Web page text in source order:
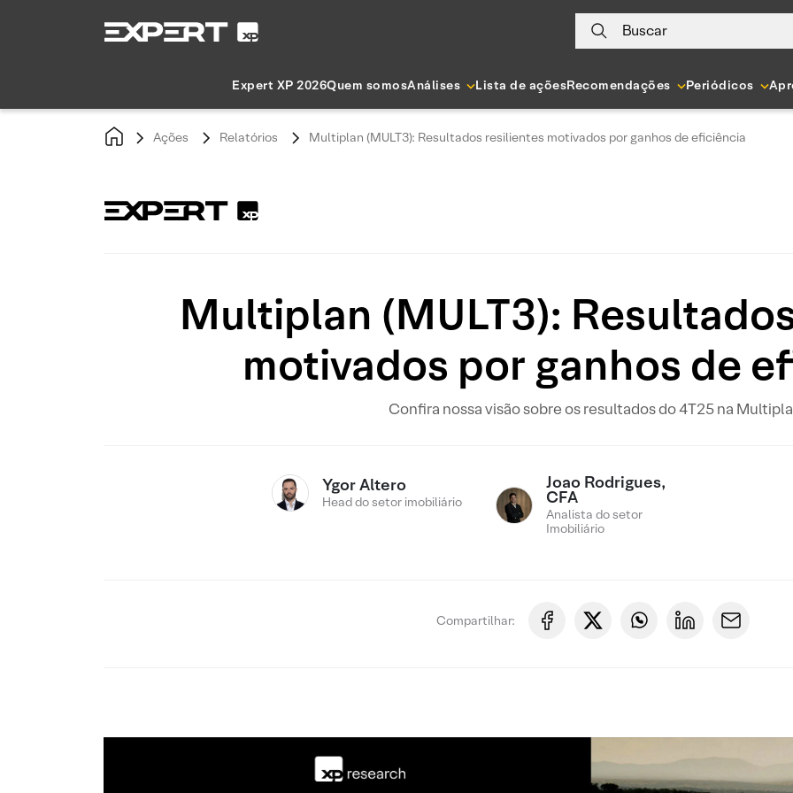
Buscar
Expert XP 2026Quem somosAnálises Lista de açõesRecomendações Periódicos
Ações Relatórios Multiplan (MULT3): Resultados resilientes motivados por ganhos de eficiência
Multiplan (MULT3):
motivados por ganhos de
Confira nossa visão sobre os resultados do 4T25 na
Ygor Altero
Head do setor imobiliário
Joao Rodrigues,
CFA
Analista do setor
Imobiliário
Compartilhar: